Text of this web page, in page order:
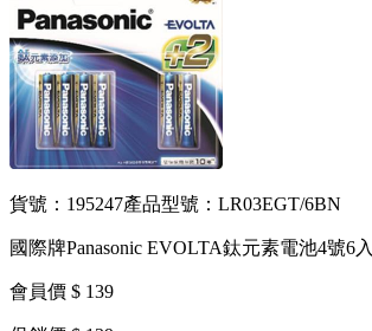
貨號：195247產品型號：LR03EGT/6BN
國際牌Panasonic EVOLTA鈦元素電池4號6入
會員價 $ 139